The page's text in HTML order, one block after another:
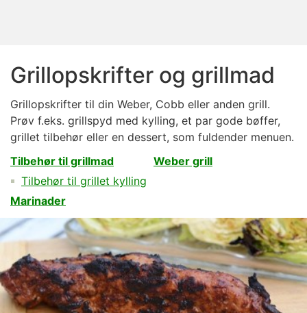
Grillopskrifter og grillmad
Grillopskrifter til din Weber, Cobb eller anden grill.
Prøv f.eks. grillspyd med kylling, et par gode bøffer,
grillet tilbehør eller en dessert, som fuldender menuen.
Tilbehør til grillmad
Tilbehør til grillet kylling
Weber grill
Marinader